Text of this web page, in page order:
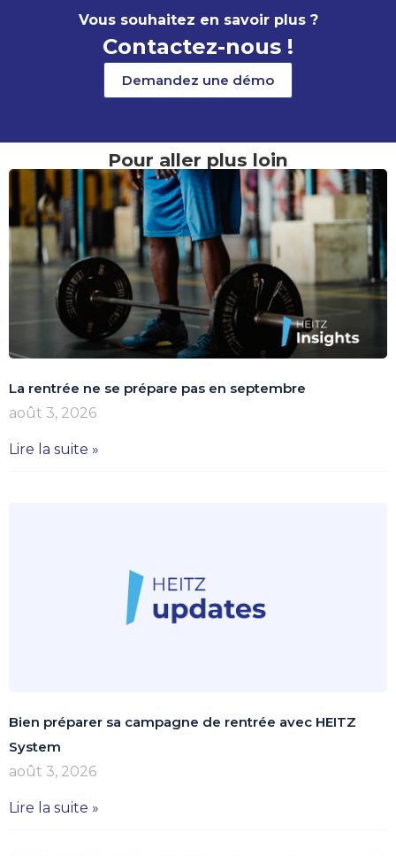
Vous souhaitez en savoir plus ?
Contactez-nous !
Demandez une démo
Pour aller plus loin
La rentrée ne se prépare pas en septembre
août 3, 2026
Lire la suite »
Bien préparer sa campagne de rentrée avec HEITZ
System
août 3, 2026
Lire la suite »